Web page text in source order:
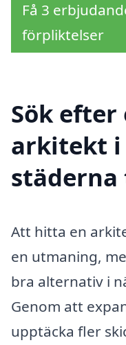
Få 3
förpliktelser
Sök
arkitekt i
städerna
Att hitta en
en utmaning,
bra alternativ i
Genom att
upptäcka fler